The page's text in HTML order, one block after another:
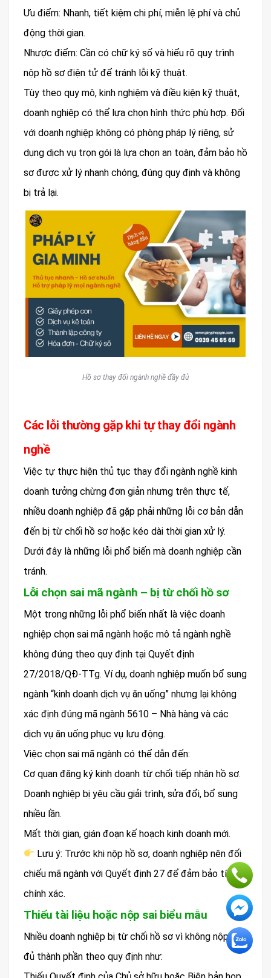
Ưu điểm: Nhanh, tiết kiệm chi phí, miễn lệ phí và chủ
động thời gian.
Nhược điểm: Cần có chữ ký số và hiểu rõ quy trình
nộp hồ sơ điện tử để tránh lỗi kỹ thuật.
Tùy theo quy mô, kinh nghiệm và điều kiện kỹ thuật,
doanh nghiệp có thể lựa chọn hình thức phù hợp. Đối
với doanh nghiệp không có phòng pháp lý riêng, sử
dụng dịch vụ trọn gói là lựa chọn an toàn, đảm bảo hồ
sơ được xử lý nhanh chóng, đúng quy định và không
bị trả lại.
Hồ sơ thay đổi ngành nghề đầy đủ
Các lỗi thường gặp khi tự thay đổi ngành
nghề
Việc tự thực hiện thủ tục thay đổi ngành nghề kinh
doanh tưởng chừng đơn giản nhưng trên thực tế,
nhiều doanh nghiệp đã gặp phải những lỗi cơ bản dẫn
đến bị từ chối hồ sơ hoặc kéo dài thời gian xử lý.
Dưới đây là những lỗi phổ biến mà doanh nghiệp cần
tránh.
Lỗi chọn sai mã ngành – bị từ chối hồ sơ
Một trong những lỗi phổ biến nhất là việc doanh
nghiệp chọn sai mã ngành hoặc mô tả ngành nghề
không đúng theo quy định tại Quyết định
27/2018/QĐ-TTg. Ví dụ, doanh nghiệp muốn bổ sung
ngành “kinh doanh dịch vụ ăn uống” nhưng lại không
xác định đúng mã ngành 5610 – Nhà hàng và các
dịch vụ ăn uống phục vụ lưu động.
Việc chọn sai mã ngành có thể dẫn đến:
Cơ quan đăng ký kinh doanh từ chối tiếp nhận hồ sơ.
Doanh nghiệp bị yêu cầu giải trình, sửa đổi, bổ sung
nhiều lần.
Mất thời gian, gián đoạn kế hoạch kinh doanh mới.
Lưu ý: Trước khi nộp hồ sơ, doanh nghiệp nên đối
chiếu mã ngành với Quyết định 27 để đảm bảo tính
chính xác.
Thiếu tài liệu hoặc nộp sai biểu mẫu
Nhiều doanh nghiệp bị từ chối hồ sơ vì không nộp đầy
đủ thành phần theo quy định như: